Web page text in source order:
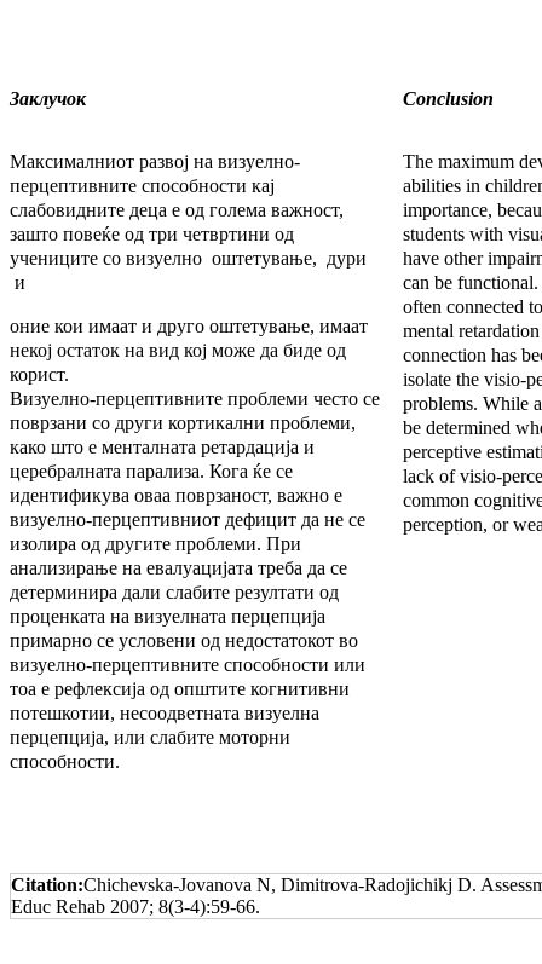
Заклучок Conclusion
Максималниот развој на визуелно-
перцептивните способности кај
слабовидните деца е од голема важност,
зашто повеќе од три четвртини од
учениците со визуелно оштетување, дури
и
оние кои имаат и друго оштетување, имаат
некој остаток на вид кој може да биде од
корист.
Визуелно-перцептивните проблеми често се
поврзани со други кортикални проблеми,
како што е менталната ретардација и
церебралната парализа. Кога ќе се
идентификува оваа поврзаност, важно е
визуелно-перцептивниот дефицит да не се
изолира од другите проблеми. При
анализирање на евалуацијата треба да се
детерминира дали слабите резултати од
проценката на визуелната перцепција
примарно се условени од недостатокот во
визуелно-перцептивните способности или
тоа е рефлексија од општите когнитивни
потешкотии, несоодветната визуелна
перцепција, или слабите моторни
способности.
The maximum
abilities in
importance,
students with
have other
can be
often connected
mental
connection has
isolate the visio-
problems. While
be determined
perceptive
lack of visio-
common
perception, or
Citation:Chichevska-Jovanova N, Dimitrova-Radojichikj D.
Educ Rehab 2007; 8(3-4):59-66.